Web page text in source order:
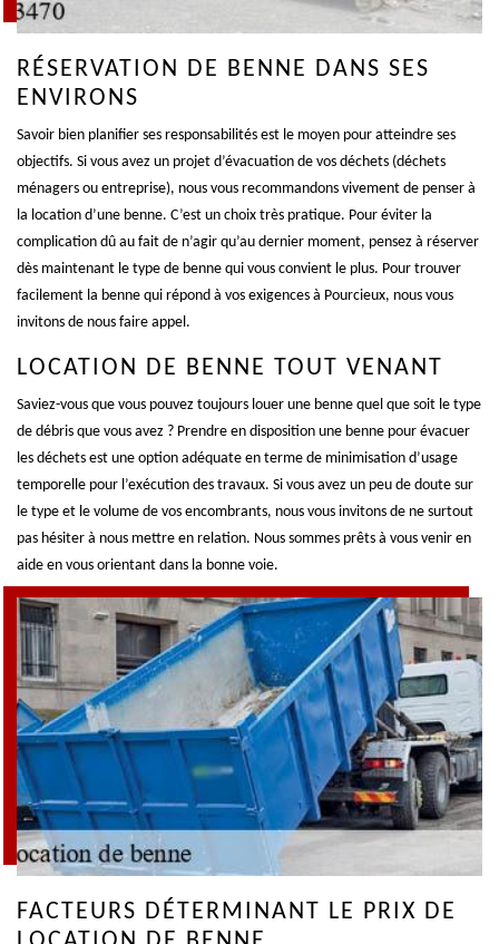
RÉSERVATION DE BENNE DANS SES
ENVIRONS
Savoir bien planifier ses responsabilités est le moyen pour atteindre ses
objectifs. Si vous avez un projet d’évacuation de vos déchets (déchets
ménagers ou entreprise), nous vous recommandons vivement de penser à
la location d’une benne. C’est un choix très pratique. Pour éviter la
complication dû au fait de n’agir qu’au dernier moment, pensez à réserver
dès maintenant le type de benne qui vous convient le plus. Pour trouver
facilement la benne qui répond à vos exigences à Pourcieux, nous vous
invitons de nous faire appel.
LOCATION DE BENNE TOUT VENANT
Saviez-vous que vous pouvez toujours louer une benne quel que soit le type
de débris que vous avez ? Prendre en disposition une benne pour évacuer
les déchets est une option adéquate en terme de minimisation d’usage
temporelle pour l’exécution des travaux. Si vous avez un peu de doute sur
le type et le volume de vos encombrants, nous vous invitons de ne surtout
pas hésiter à nous mettre en relation. Nous sommes prêts à vous venir en
aide en vous orientant dans la bonne voie.
FACTEURS DÉTERMINANT LE PRIX DE